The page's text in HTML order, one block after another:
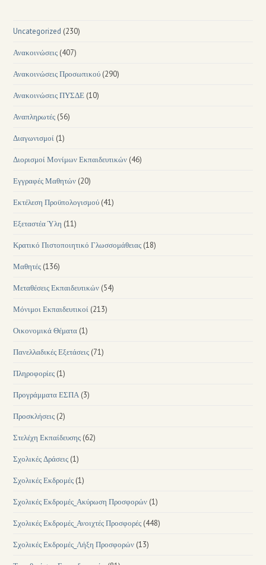
Uncategorized (230)
Ανακοινώσεις (407)
Ανακοινώσεις Προσωπικού (290)
Ανακοινώσεις ΠΥΣΔΕ (10)
Αναπληρωτές (56)
Διαγωνισμοί (1)
Διορισμοί Μονίμων Εκπαιδευτικών (46)
Εγγραφές Μαθητών (20)
Εκτέλεση Προϋπολογισμού (41)
Εξεταστέα Ύλη (11)
Κρατικό Πιστοποιητικό Γλωσσομάθειας (18)
Μαθητές (136)
Μεταθέσεις Εκπαιδευτικών (54)
Μόνιμοι Εκπαιδευτικοί (213)
Οικονομικά Θέματα (1)
Πανελλαδικές Εξετάσεις (71)
Πληροφορίες (1)
Προγράμματα ΕΣΠΑ (3)
Προσκλήσεις (2)
Στελέχη Εκπαίδευσης (62)
Σχολικές Δράσεις (1)
Σχολικές Εκδρομές (1)
Σχολικές Εκδρομές_Ακύρωση Προσφορών (1)
Σχολικές Εκδρομές_Ανοιχτές Προσφορές (448)
Σχολικές Εκδρομές_Λήξη Προσφορών (13)